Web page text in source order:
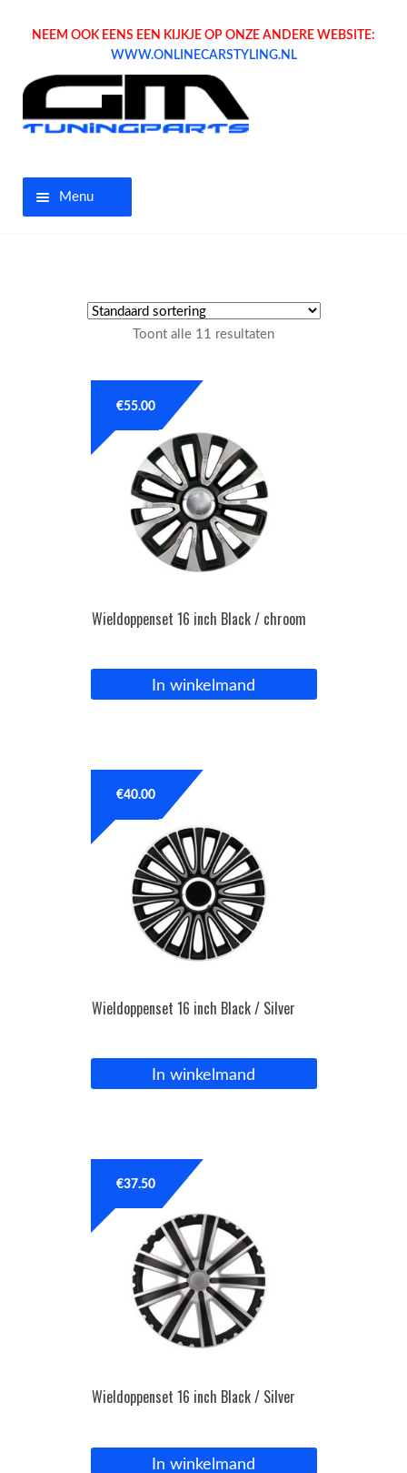
NEEM OOK EENS EEN KIJKJE OP ONZE ANDERE WEBSITE:
WWW.ONLINECARSTYLING.NL
Menu
Tuning parts
OPC Line
Bedrijfswagen parts
Inloggen / Registreren
Toont alle 11 resultaten
Wieldoppenset 16 inch Black / chroom
€55.00
In winkelmand
Wieldoppenset 16 inch Black / Silver
€40.00
In winkelmand
Wieldoppenset 16 inch Black / Silver
€37.50
In winkelmand